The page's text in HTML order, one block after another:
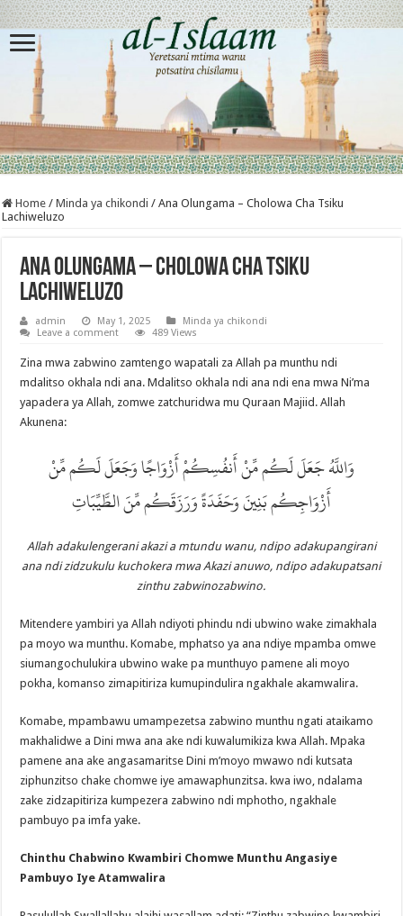
Home / Minda ya chikondi / Ana Olungama – Cholowa Cha Tsiku
Lachiweluzo
Ana Olungama – Cholowa Cha Tsiku
Lachiweluzo
admin May 1, 2025
Minda ya chikondi
Leave a comment
489 Views
Zina mwa zabwino zamtengo wapatali za Allah pa munthu ndi
mdalitso okhala ndi ana. Mdalitso okhala ndi ana ndi ena mwa Ni’ma
yapadera ya Allah, zomwe zatchuridwa mu Quraan Majiid. Allah
Akunena:
وَاللَّهُ جَعَلَ لَكُم مِّنْ أَنفُسِكُمْ أَزْوَاجًا وَجَعَلَ لَكُم مِّنْ
أَزْوَاجِكُم بَنِينَ وَحَفَدَةً وَرَزَقَكُم مِّنَ الطَّيِّبَاتِ
Allah adakulengerani akazi a mtundu wanu, ndipo adakupangirani
ana ndi zidzukulu kuchokera mwa Akazi anuwo, ndipo adakupatsani
zinthu zabwinozabwino.
Mitendere yambiri ya Allah ndiyoti phindu ndi ubwino wake zimakhala
pa moyo wa munthu. Komabe, mphatso ya ana ndiye mpamba omwe
siumangochulukira ubwino wake pa munthuyo pamene ali moyo
pokha, komanso zimapitiriza kumupindulira ngakhale akamwalira.
Komabe, mpambawu umampezetsa zabwino munthu ngati ataikamo
makhalidwe a Dini mwa ana ake ndi kuwalumikiza kwa Allah. Mpaka
pamene ana ake angasamaritse Dini m’moyo mwawo ndi kutsata
ziphunzitso chake chomwe iye amawaphunzitsa. kwa iwo, ndalama
zake zidzapitiriza kumpezera zabwino ndi mphotho, ngakhale
pambuyo pa imfa yake.
Chinthu Chabwino Kwambiri Chomwe Munthu Angasiye
Pambuyo Iye Atamwalira